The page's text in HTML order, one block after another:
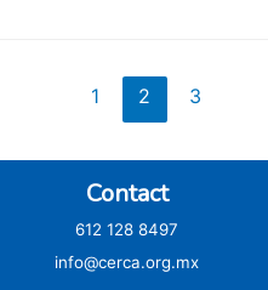
1 2 3
Contact
612 128 8497
info@cerca.org.mx